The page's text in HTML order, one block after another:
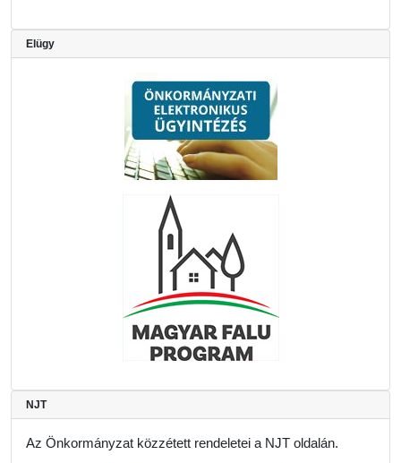
Elügy
NJT
Az Önkormányzat közzétett rendeletei a NJT oldalán.